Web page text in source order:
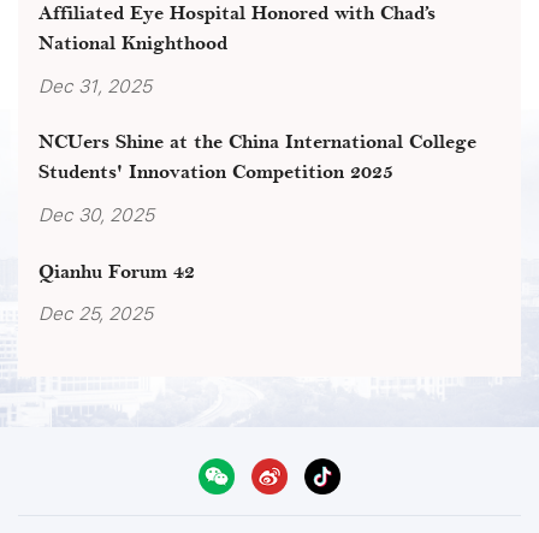
Affiliated Eye Hospital Honored with Chad’s
National Knighthood
Dec 31, 2025
NCUers Shine at the China International College
Students' Innovation Competition 2025
Dec 30, 2025
Qianhu Forum 42
Dec 25, 2025